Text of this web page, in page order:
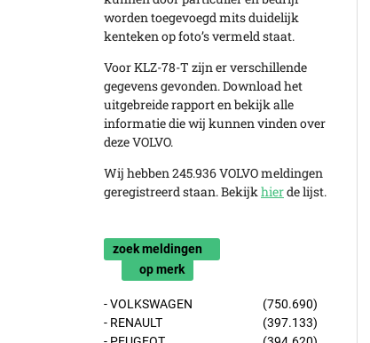
worden toegevoegd mits duidelijk
kenteken op foto’s vermeld staat.
Voor KLZ-78-T zijn er verschillende
gegevens gevonden. Download het
uitgebreide rapport en bekijk alle
informatie die wij kunnen vinden over
deze VOLVO.
Wij hebben 245.936 VOLVO meldingen
geregistreerd staan. Bekijkhierde lijst.
zoek meldingen
op merk
- VOLKSWAGEN
(750.690)
- RENAULT
(397.133)